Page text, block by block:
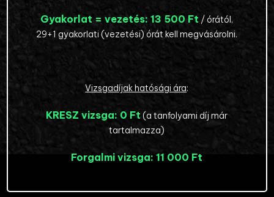
Gyakorlat = vezetés:13 500 Ft / órától,
29+1 gyakorlati (vezetési) órát kell megvásárolni.
Vizsgadíjak hatósági ára:
KRESZ vizsga: 0 Ft (a tanfolyami díj már
tartalmazza)
Forgalmi vizsga:11 000 Ft